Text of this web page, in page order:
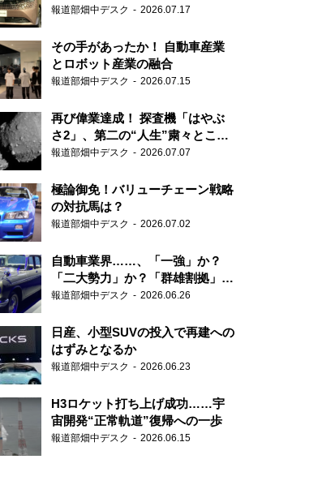
報道部畑中デスク 2026.07.17
その手があったか！ 自動車産業
とロボット産業の融合
報道部畑中デスク 2026.07.15
再び偉業達成！ 探査機「はやぶ
さ2」、第二の“人生”粛々とこな
す
報道部畑中デスク 2026.07.07
極論御免！バリューチェーン戦略
の対抗馬は？
報道部畑中デスク 2026.07.02
自動車業界……、「一強」か？
「二大勢力」か？「群雄割拠」
か？
報道部畑中デスク 2026.06.26
日産、小型SUVの投入で再建への
はずみとなるか
報道部畑中デスク 2026.06.23
H3ロケット打ち上げ成功……宇
宙開発“正常軌道”復帰への一歩
報道部畑中デスク 2026.06.15